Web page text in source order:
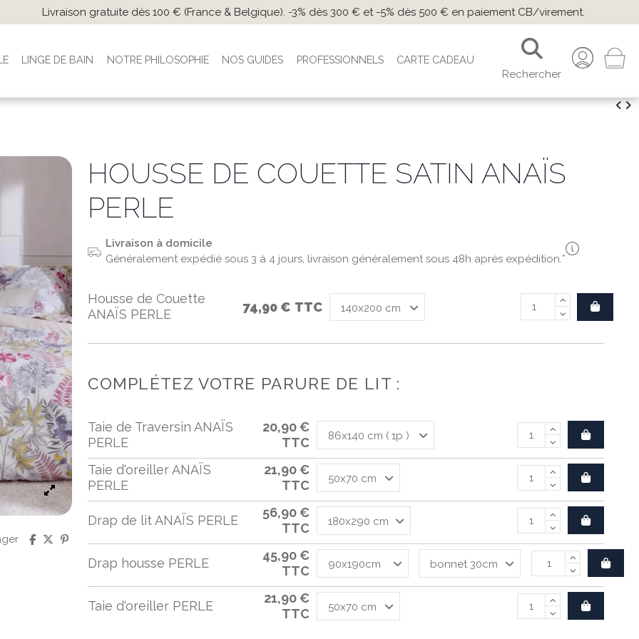
€ (France & Belgique). -3% dès 300 € et -5% dès 500 € en paiement CB/virement.
LINGE DE BAIN NOTRE PHILOSOPHIE NOS GUIDES PROFESSIONNELS CARTE CADEAU
Rechercher
HOUSSE DE COUETTE SATIN ANAÏS
PERLE
Livraison à domicile
Généralement expédié sous 3 à 4 jours, livraison généralement sous 48h après expédition.*
Housse de Couette
ANAÏS PERLE
74,90 € TTC
COMPLÉTEZ VOTRE PARURE DE LIT :
Taie de Traversin ANAÏS
PERLE
20,90 €
TTC
Taie d'oreiller ANAÏS
PERLE
21,90 €
TTC
Drap de lit ANAÏS PERLE
56,90 €
TTC
Drap housse PERLE
45,90 €
TTC
Taie d'oreiller PERLE
21,90 €
TTC